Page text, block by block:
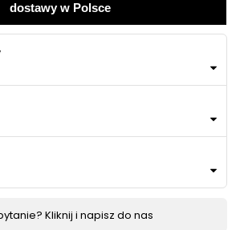
dostawy w Polsce
Kliknij i napisz do nas